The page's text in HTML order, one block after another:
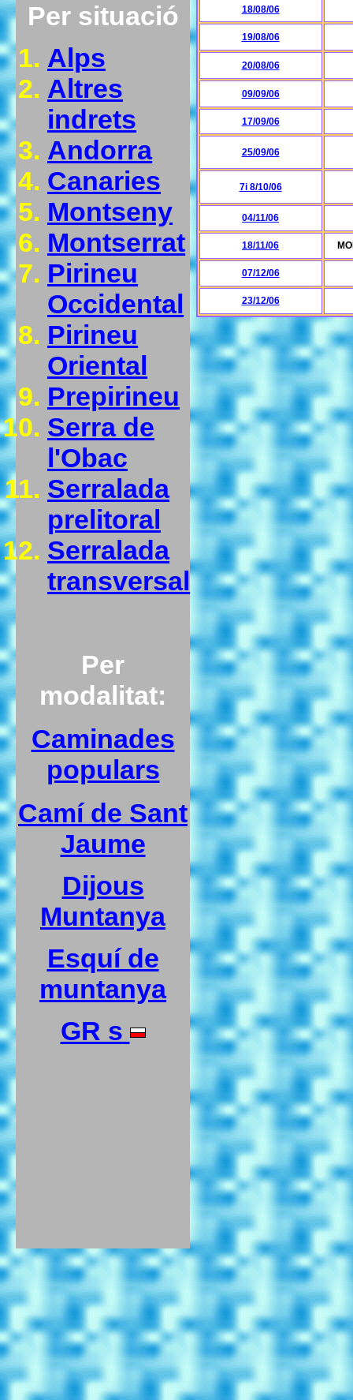
18/08/06
19/08/06
20/08/06
09/09/06
17/09/06
25/09/06
7i 8/10/06
04/11/06
18/11/06
07/12/06
23/12/06
Per situació
Alps
Altres
indrets
Andorra
Canaries
Montseny
Montserrat
Pirineu
Occidental
Pirineu
Oriental
Prepirineu
Serra de
l'Obac
Serralada
prelitoral
Serralada
transversal
Per
modalitat:
Caminades
populars
Camí de Sant
Jaume
Dijous
Muntanya
Esquí de
muntanya
GR s